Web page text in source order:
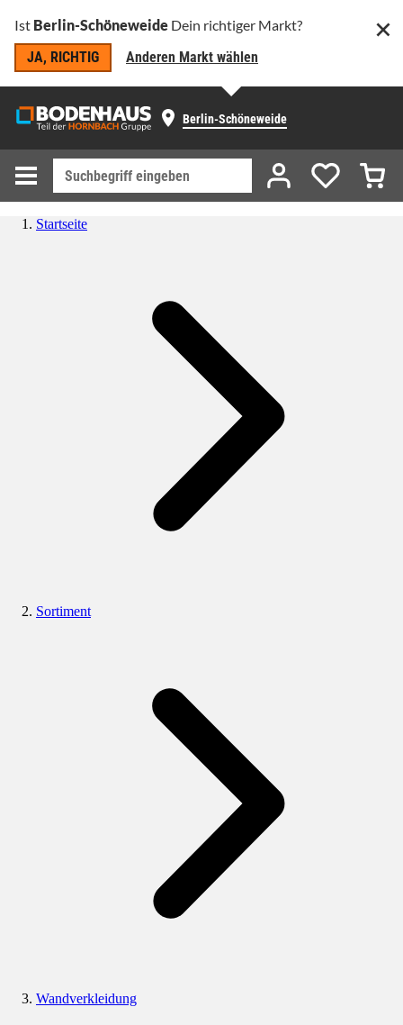
Ist Berlin-Schöneweide Dein richtiger Markt?
JA, RICHTIG
Anderen Markt wählen
Berlin-Schöneweide
Startseite
Sortiment
Wandverkleidung